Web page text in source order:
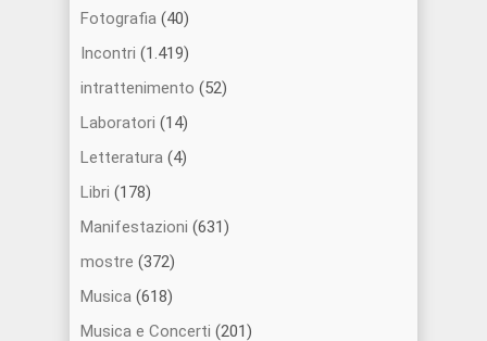
Fotografia (40)
Incontri (1.419)
intrattenimento (52)
Laboratori (14)
Letteratura (4)
Libri (178)
Manifestazioni (631)
mostre (372)
Musica (618)
Musica e Concerti (201)